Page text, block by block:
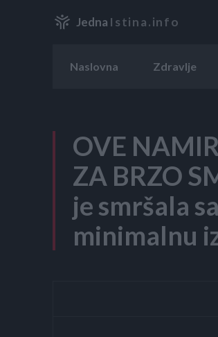
Jedna Istina.info
Naslovna Zdravlje
OVE
ZA BRZO
je smršala
minimalnu